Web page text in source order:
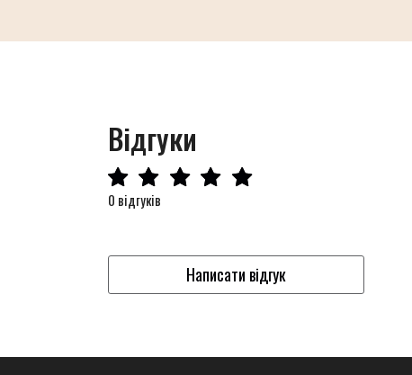
Відгуки
0 відгуків
Написати відгук